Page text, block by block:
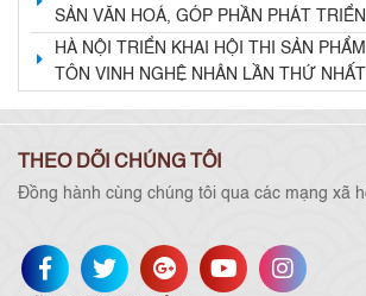
SẢN VĂN HOÁ, GÓP PHẦN PHÁT
VĂN HOÁ VÀ KINH TẾ DI SẢN
HÀ NỘI TRIỂN KHAI HỘI THI SẢN
TÔN VINH NGHỆ NHÂN LẦN THỨ
THEO DÕI CHÚNG TÔI
Đồng hành cùng chúng tôi qua các mạng xã